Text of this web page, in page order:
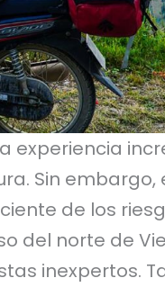
experiencia
Sin embargo,
de los
del norte de
inexpertos.